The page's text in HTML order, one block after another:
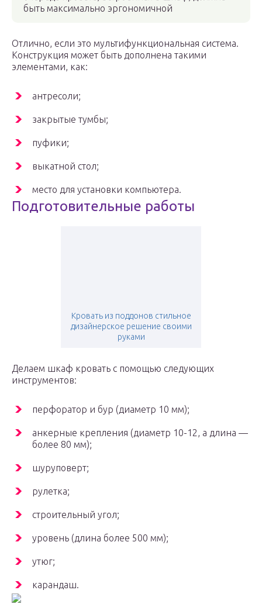
быть максимально эргономичной
Отлично, если это мультифункциональная система.
Конструкция может быть дополнена такими
элементами, как:
антресоли;
закрытые тумбы;
пуфики;
выкатной стол;
место для установки компьютера.
Подготовительные работы
Кровать из поддонов стильное
дизайнерское решение своими
руками
Делаем шкаф кровать с помощью следующих
инструментов:
перфоратор и бур (диаметр 10 мм);
анкерные крепления (диаметр 10-12, а длина —
более 80 мм);
шуруповерт;
рулетка;
строительный угол;
уровень (длина более 500 мм);
утюг;
карандаш.